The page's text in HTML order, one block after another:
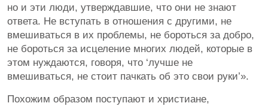
но и эти люди, утверждавшие, что они не знают
ответа. Не вступать в отношения с другими, не
вмешиваться в их проблемы, не бороться за добро,
не бороться за исцеление многих людей, которые в
этом нуждаются, говоря, что ‘лучше не
вмешиваться, не стоит пачкать об это свои руки’».
Похожим образом поступают и христиане,